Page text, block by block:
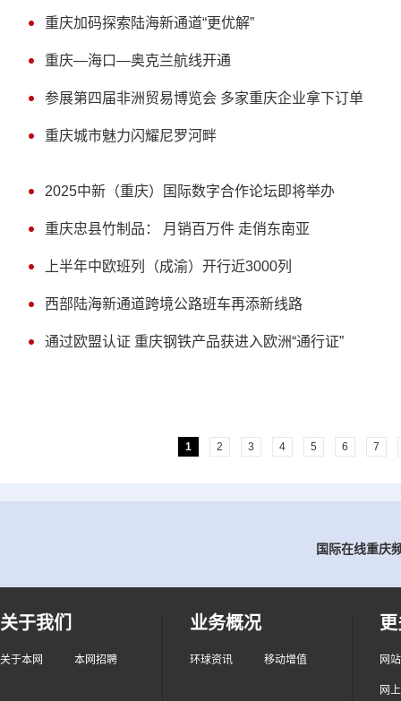
重庆加码探索陆海新通道“更优解”
重庆—海口—奥克兰航线开通
参展第四届非洲贸易博览会 多家重庆企业拿下订单
重庆城市魅力闪耀尼罗河畔
2025中新（重庆）国际数字合作论坛即将举办
重庆忠县竹制品： 月销百万件 走俏东南亚
上半年中欧班列（成渝）开行近3000列
西部陆海新通道跨境公路班车再添新线路
通过欧盟认证 重庆钢铁产品获进入欧洲“通行证”
1 2 3 4 5 6 7
国际在线重庆
关于我们
关于本网 本网招聘
业务概况
环球资讯 移动增值 网
网